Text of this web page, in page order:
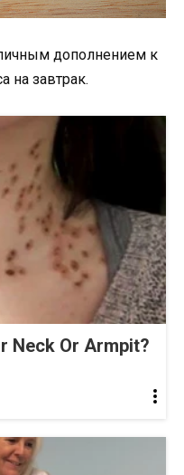
дополнением к
на завтрак.
Neck Or Armpit?